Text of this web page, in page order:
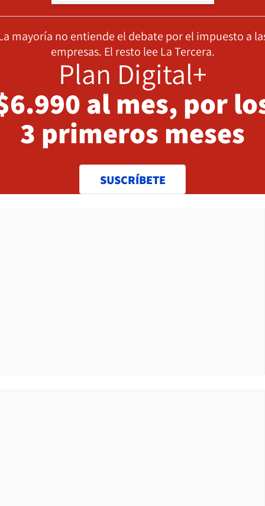
mayoría no entiende el debate por el impuesto a
empresas. El resto lee La Tercera.
Plan Digital+
al mes, por
3 primeros meses
SUSCRÍBETE